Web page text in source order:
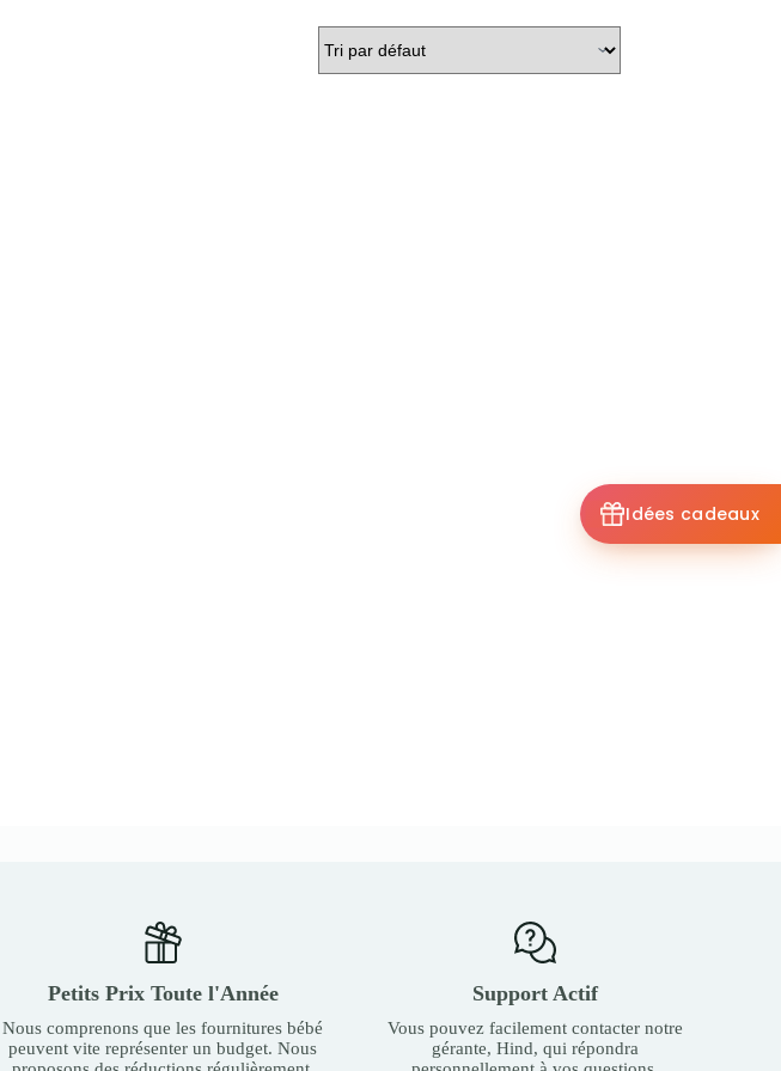
Petits Prix Toute l'Année
Nous comprenons que les fournitures bébé
peuvent vite représenter un budget. Nous
Support Actif
Vous pouvez facilement contacter notre
gérante, Hind, qui répondra
Idées cadeaux